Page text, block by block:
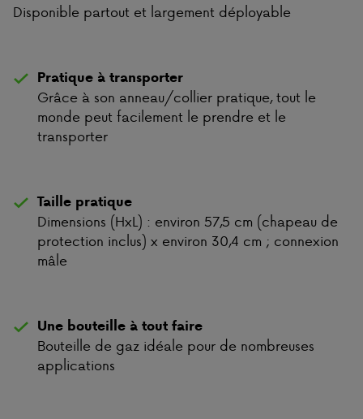
Disponible partout et largement déployable
Pratique à transporter
Grâce à son anneau/collier pratique, tout le
monde peut facilement le prendre et le
transporter
Taille pratique
Dimensions (HxL) : environ 57,5 cm (chapeau de
protection inclus) x environ 30,4 cm ; connexion
mâle
Une bouteille à tout faire
Bouteille de gaz idéale pour de nombreuses
applications